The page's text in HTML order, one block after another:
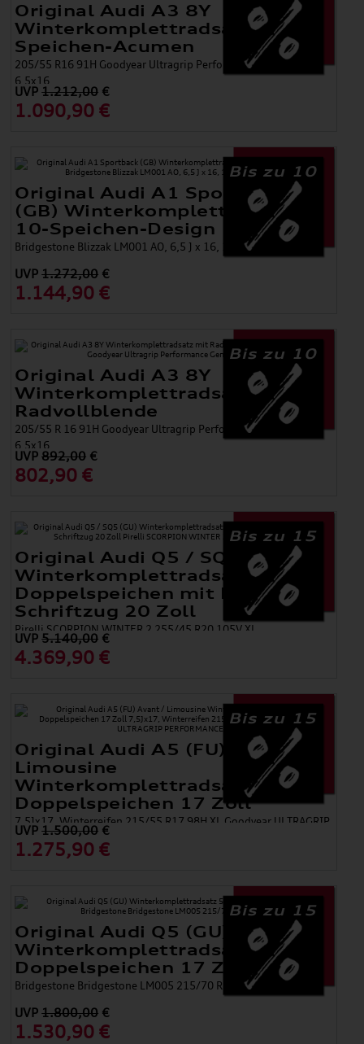
Original Audi A3 8Y
Winterkomplettradsatz 5-V-
Speichen-Acumen
205/55 R16 91H Goodyear Ultragrip Performance Gen 1 AO,
6,5x16
UVP1.212,00 €
1.090,90 €
Bis zu 10
Original Audi A1 Sportback
(GB) Winterkomplettradsatz
10-Speichen-Design
Bridgestone Blizzak LM001 AO, 6,5 J x 16, 195/55 R 16 91V XL
UVP1.272,00 €
1.144,90 €
Bis zu 10
Original Audi A3 8Y
Winterkomplettradsatz mit
Radvollblende
205/55 R 16 91H Goodyear Ultragrip Performance Gen 1 AO,
6,5x16
UVP892,00 €
802,90 €
Bis zu 15
Original Audi Q5 / SQ5 (GU)
Winterkomplettradsatz 5-
Doppelspeichen mit RS-
Schriftzug 20 Zoll
Pirelli SCORPION WINTER 2 255/45 R20 105V XL
UVP5.140,00 €
4.369,90 €
Bis zu 15
Original Audi A5 (FU) Avant /
Limousine
Winterkomplettradsatz 5-
Doppelspeichen 17 Zoll
7,5Jx17, Winterreifen 215/55 R17 98H XL Goodyear ULTRAGRIP
PERFORMANCE 3
UVP1.500,00 €
1.275,90 €
Bis zu 15
Original Audi Q5 (GU)
Winterkomplettradsatz 5-
Doppelspeichen 17 Zoll
Bridgestone Bridgestone LM005 215/70 R17 105H XL
UVP1.800,00 €
1.530,90 €